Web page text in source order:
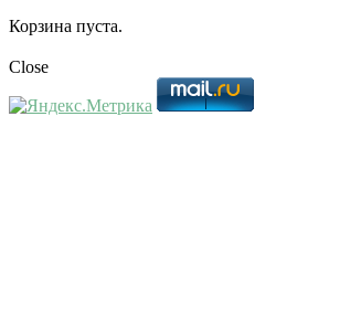
Корзина пуста.
Close